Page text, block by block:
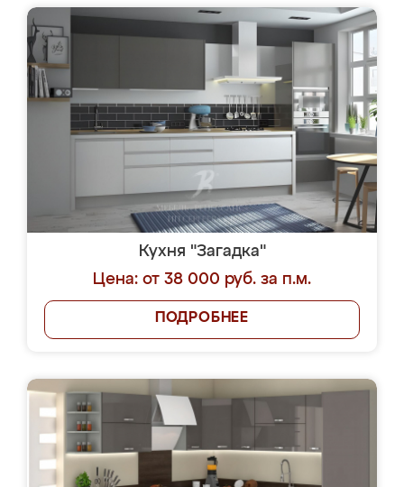
Кухня "Загадка"
Цена: от 38 000 руб. за п.м.
ПОДРОБНЕЕ